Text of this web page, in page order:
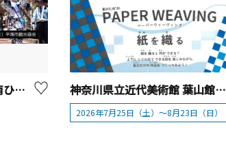
【2025年は開催終了】湘南ひらつか七夕まつり 神奈川県立近代美術館 葉山館「夏のたね’26 PAPER WEAVING 紙を織る」
2026年7月25日（土）～8月23日（日）